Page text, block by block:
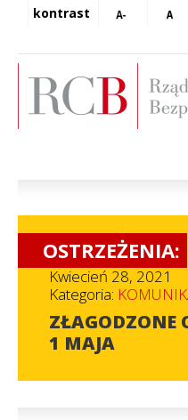
kontrast
OSTRZEŻENIA:
Kwiecień 28, 2021
Kategoria:
ZŁAGODZONE
1 MAJA